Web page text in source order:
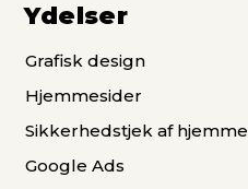
Ydelser
Grafisk design
Hjemmesider
Sikkerhedstjek af
Google Ads